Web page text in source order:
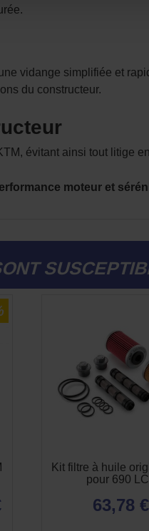
vidange simplifiée et
du constructeur.
évitant ainsi tout litige
moteur et
Kit filtre à huile
pour 690
63,78 €